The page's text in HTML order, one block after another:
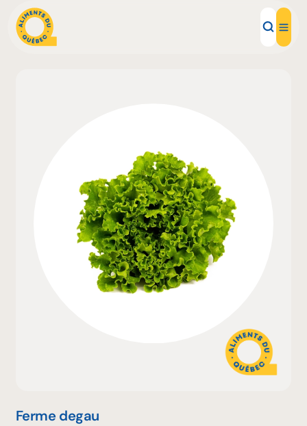
Inspirations d'ici
Restaurants
Institutions
À propos
Ferme degau